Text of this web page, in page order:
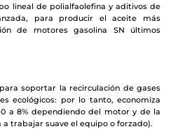
lineal de polialfaolefina y aditivos de
para producir el aceite más
de motores gasolina SN últimos
soportar la recirculación de gases
ecológicos: por lo tanto, economiza
a 8% dependiendo del motor y de la
trabajar suave el equipo o forzado).